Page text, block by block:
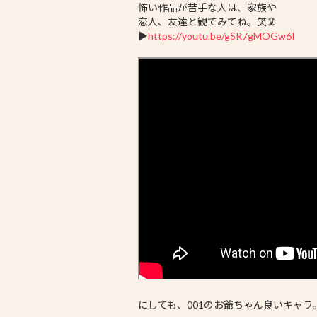
怖い作品が苦手な人は、家族や
恋人、友達と観てみてね。笑🦑
▶︎https://youtu.be/gSR7gMOGw6I
にしても、001のお爺ちゃん良いキャラ